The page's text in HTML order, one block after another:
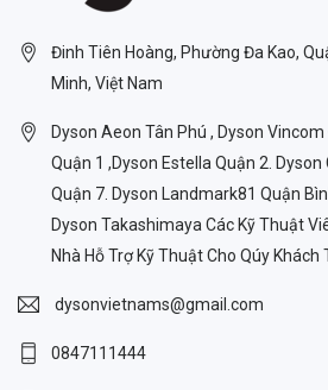
Đinh Tiên Hoàng, Phường Đa Kao,
Minh, Việt Nam
Dyson Aeon Tân Phú , Dyson
Quận 1 ,Dyson Estella Quận 2. Dyson
Quận 7. Dyson Landmark81 Quận
Dyson Takashimaya Các Kỹ Thuật
Nhà Hỗ Trợ Kỹ Thuật Cho Qúy Khách
dysonvietnams@gmail.com
0847111444